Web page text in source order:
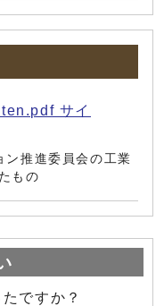
サイ
ン推進委員会の工業
もの
ですか？